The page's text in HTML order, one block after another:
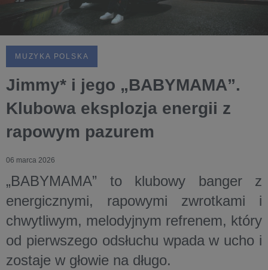
MUZYKA POLSKA
Jimmy* i jego „BABYMAMA”.
Klubowa eksplozja energii z
rapowym pazurem
06 marca 2026
„BABYMAMA” to klubowy banger z
energicznymi, rapowymi zwrotkami i
chwytliwym, melodyjnym refrenem, który
od pierwszego odsłuchu wpada w ucho i
zostaje w głowie na długo.